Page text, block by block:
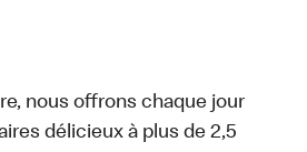
nous offrons chaque jour
délicieux à plus de 2,5